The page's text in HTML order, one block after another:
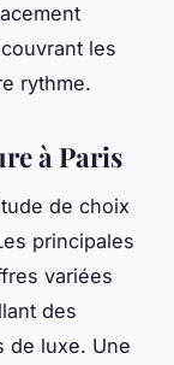
les
rythme.
à Paris
de choix
principales
variées
des
de luxe. Une